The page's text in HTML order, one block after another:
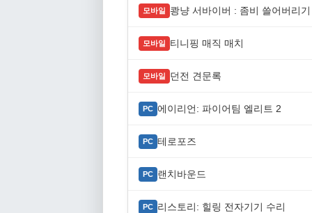
모바일 쾅냥 서바이버 : 좀비 쓸어버리기
모바일 티니핑 매직 매치
모바일 던전 견문록
PC 에이리언: 파이어팀 엘리트 2
PC 테로포즈
PC 랜치바운드
PC 리스토리: 힐링 전자기기 수리